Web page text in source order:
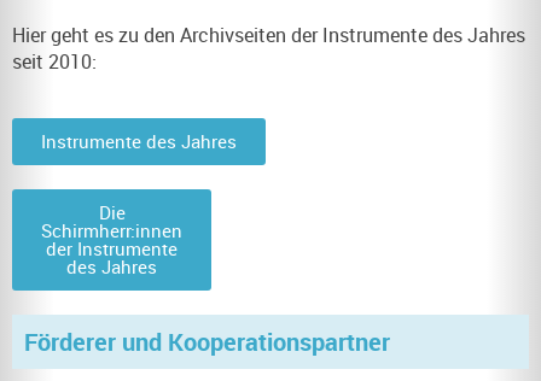
Hier geht es zu den Archivseiten der Instrumente des Jahres
seit 2010:
Instrumente des Jahres
Die
Schirmherr:innen
der Instrumente
des Jahres
Förderer und Kooperationspartner